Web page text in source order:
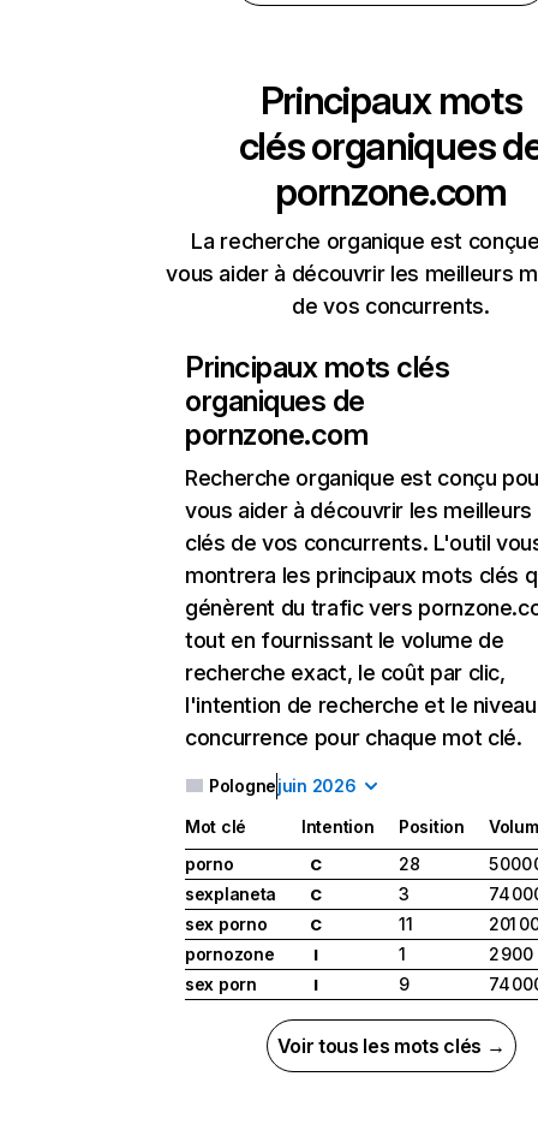
Principaux mots
clés organiques
pornzone.com
La recherche organique est
vous aider à découvrir les meilleurs
de vos concurrents.
Principaux mots clés
organiques de
pornzone.com
Recherche organique est conçu
vous aider à découvrir les
clés de vos concurrents. L'outil
montrera les principaux mots clés
génèrent du trafic vers
tout en fournissant le volume de
recherche exact, le coût par clic,
l'intention de recherche et le
concurrence pour chaque mot clé.
Polognejuin 2026
Mot clé Intention Position
porno
C 28
5 000
sexplaneta
C 3
74
sex porno
C 11
201
pornozone
I 1
2 900
sex porn
I 9 74
Voir tous les mots clés →